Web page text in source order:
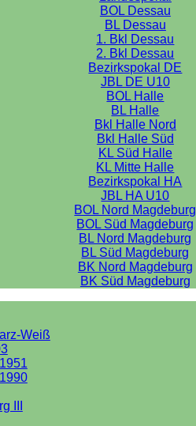
BOL Dessau
BL Dessau
1. Bkl Dessau
2. Bkl Dessau
Bezirkspokal DE
JBL DE U10
BOL Halle
BL Halle
Bkl Halle Nord
Bkl Halle Süd
KL Süd Halle
KL Mitte Halle
Bezirkspokal HA
JBL HA U10
BOL Nord Magdeburg
BOL Süd Magdeburg
BL Nord Magdeburg
BL Süd Magdeburg
BK Nord Magdeburg
BK Süd Magdeburg
Weiß
III